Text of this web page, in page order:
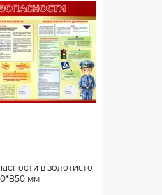
в золотисто-
мм